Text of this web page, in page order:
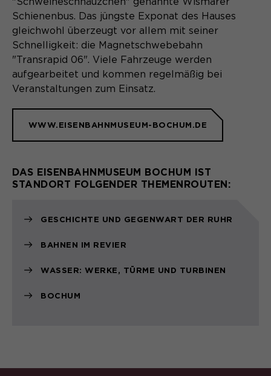
Schienenbus. Das jüngste Exponat des Hauses
gleichwohl überzeugt vor allem mit seiner
Schnelligkeit: die Magnetschwebebahn
"Transrapid 06". Viele Fahrzeuge werden
aufgearbeitet und kommen regelmäßig bei
Veranstaltungen zum Einsatz.
WWW.EISENBAHNMUSEUM-BOCHUM.DE
DAS EISENBAHNMUSEUM BOCHUM IST
STANDORT FOLGENDER THEMENROUTEN:
GESCHICHTE UND GEGENWART DER RUHR
BAHNEN IM REVIER
WASSER: WERKE, TÜRME UND TURBINEN
BOCHUM